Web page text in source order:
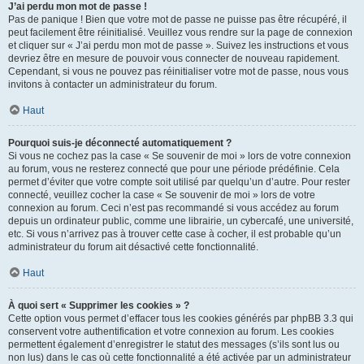
J’ai perdu mon mot de passe !
Pas de panique ! Bien que votre mot de passe ne puisse pas être récupéré, il
peut facilement être réinitialisé. Veuillez vous rendre sur la page de connexion
et cliquer sur « J’ai perdu mon mot de passe ». Suivez les instructions et vous
devriez être en mesure de pouvoir vous connecter de nouveau rapidement.
Cependant, si vous ne pouvez pas réinitialiser votre mot de passe, nous vous
invitons à contacter un administrateur du forum.
Haut
Pourquoi suis-je déconnecté automatiquement ?
Si vous ne cochez pas la case « Se souvenir de moi » lors de votre connexion
au forum, vous ne resterez connecté que pour une période prédéfinie. Cela
permet d’éviter que votre compte soit utilisé par quelqu’un d’autre. Pour rester
connecté, veuillez cocher la case « Se souvenir de moi » lors de votre
connexion au forum. Ceci n’est pas recommandé si vous accédez au forum
depuis un ordinateur public, comme une librairie, un cybercafé, une université,
etc. Si vous n’arrivez pas à trouver cette case à cocher, il est probable qu’un
administrateur du forum ait désactivé cette fonctionnalité.
Haut
À quoi sert « Supprimer les cookies » ?
Cette option vous permet d’effacer tous les cookies générés par phpBB 3.3 qui
conservent votre authentification et votre connexion au forum. Les cookies
permettent également d’enregistrer le statut des messages (s’ils sont lus ou
non lus) dans le cas où cette fonctionnalité a été activée par un administrateur